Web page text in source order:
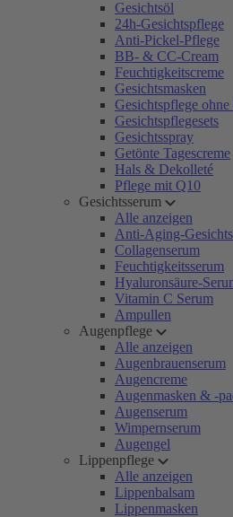
Gesichtsöl
24h-Gesichtspflege
Anti-Pickel-Pflege
BB- & CC-Cream
Feuchtigkeitscreme
Gesichtsmasken
Gesichtspflege ohne
Gesichtspflegesets
Gesichtsspray
Getönte Tagescreme
Hals & Dekolleté
Pflege mit Q10
Gesichtsserum
Alle anzeigen
Anti-Aging-
Collagenserum
Feuchtigkeitsserum
Hyaluronsäure-
Vitamin C Serum
Ampullen
Augenpflege
Alle anzeigen
Augenbrauenserum
Augencreme
Augenmasken & -
Augenserum
Wimpernserum
Augengel
Lippenpflege
Alle anzeigen
Lippenbalsam
Lippenmasken